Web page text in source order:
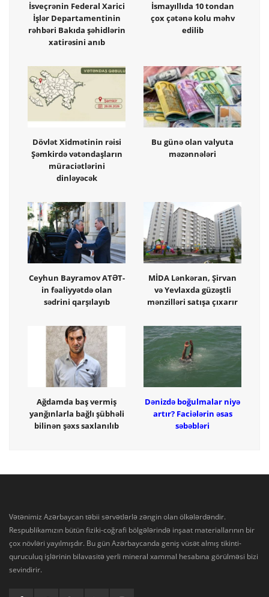
İsveçrənin Federal Xarici
İşlər Departamentinin
rəhbəri Bakıda şəhidlərin
xatirəsini anıb
İsmayıllıda 10 tondan
çox çətənə kolu məhv
edilib
Dövlət Xidmətinin rəisi
Şəmkirdə vətəndaşların
müraciətlərini
dinləyəcək
Bu günə olan valyuta
məzənnələri
Ceyhun Bayramov ATƏT-
in fəaliyyətdə olan
sədrini qarşılayıb
MİDA Lənkəran, Şirvan
və Yevlaxda güzəştli
mənzilləri satışa çıxarır
Ağdamda baş vermiş
yanğınlarla bağlı şübhəli
bilinən şəxs saxlanılıb
Dənizdə boğulmalar niyə
artır? Faciələrin əsas
səbəbləri
Vətənimiz Azərbaycan təbii sərvətlərlə zəngin olan ölkələrdəndir.
Respublikamızın bütün fiziki-coğrafi bölgələrində inşaat materiallarının bir
çox növləri yayılmışdır. Bu gün Azərbaycanda geniş vüsət almış tikinti-
quruculuq işlərinin bilavasitə yerli mineral xammal hesabına görülməsi bizi
sevindirir.